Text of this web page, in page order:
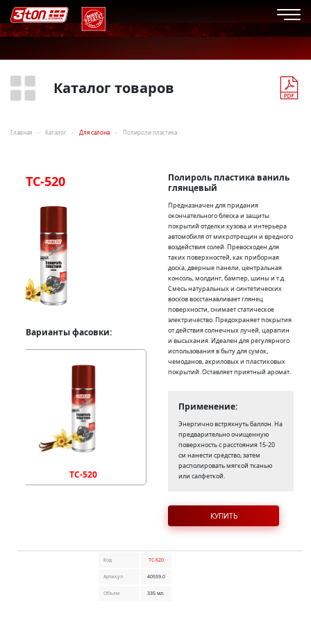
Каталог товаров
Главная Каталог Для салона Полироли пластика
TC-520
Варианты фасовки:
TC-520
Полироль пластика ваниль
глянцевый
Предназначен для придания
окончательного блеска и защиты
покрытий отделки кузова и интерьера
автомобиля от микротрещин и вредного
воздействия солей. Превосходен для
таких поверхностей, как приборная
доска, дверные панели, центральная
консоль, молдинг, бампер, шины и т.д.
Смесь натуральных и синтетических
восков восстанавливает глянец
поверхности, снимает статическое
электричество. Предохраняет покрытия
от действия солнечных лучей, царапин
и высыхания. Идеален для регулярного
использования в быту для сумок,
чемоданов, акриловых и пластиковых
покрытий. Оставляет приятный аромат.
Применение:
Энергично встряхнуть баллон. На
предварительно очищенную
поверхность с расстояния 15-20
см нанести средство, затем
располировать мягкой тканью
или салфеткой.
КУПИТЬ
Код TC-520
Артикул 40559.0
Объем 335 мл.